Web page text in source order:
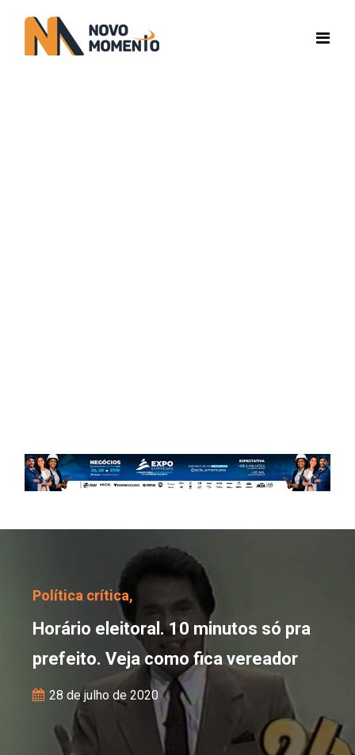
Horário eleitoral. 10
Política crítica,
Horário eleitoral. 10 minutos só pra
prefeito. Veja como fica vereador
28 de julho de 2020